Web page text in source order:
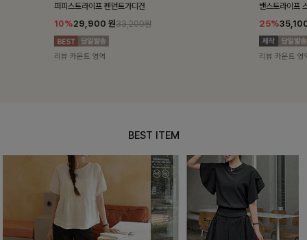
밴스트라이프 스트링원피스
25%35,100 원46,800원
리뷰 카운트 영역
[5천장돌파/
10%
리뷰 카운트 영
BEST ITEM